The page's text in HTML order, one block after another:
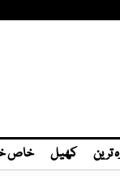
ترین کھیل خاص